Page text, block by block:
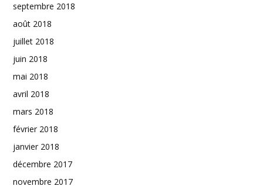
septembre 2018
août 2018
juillet 2018
juin 2018
mai 2018
avril 2018
mars 2018
février 2018
janvier 2018
décembre 2017
novembre 2017